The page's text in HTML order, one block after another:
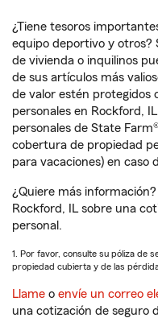
¿Tiene tesoros
equipo deportivo y otros?
de vivienda o inquilinos
de sus artículos más
de valor estén protegidos
personales en Rockford,
personales de State
cobertura de propiedad
para vacaciones) en caso
¿Quiere más
Rockford, IL sobre una
personal.
1. Por favor, consulte su póliza de
propiedad cubierta y de las
Llame o envíe un correo
una cotización de seguro